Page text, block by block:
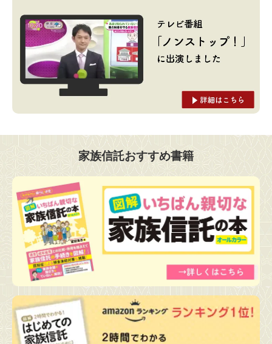
家族信託おすすめ書籍